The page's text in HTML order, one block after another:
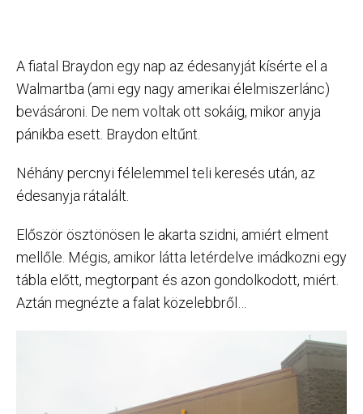
A fiatal Braydon egy nap az édesanyját kísérte el a
Walmartba (ami egy nagy amerikai élelmiszerlánc)
bevásároni. De nem voltak ott sokáig, mikor anyja
pánikba esett. Braydon eltűnt.
Néhány percnyi félelemmel teli keresés után, az
édesanyja rátalált.
Először ösztönösen le akarta szidni, amiért elment
mellőle. Mégis, amikor látta letérdelve imádkozni egy
tábla előtt, megtorpant és azon gondolkodott, miért.
Aztán megnézte a falat közelebbről…